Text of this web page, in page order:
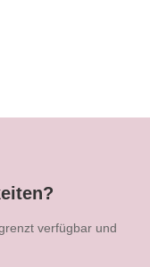
verfügbar und